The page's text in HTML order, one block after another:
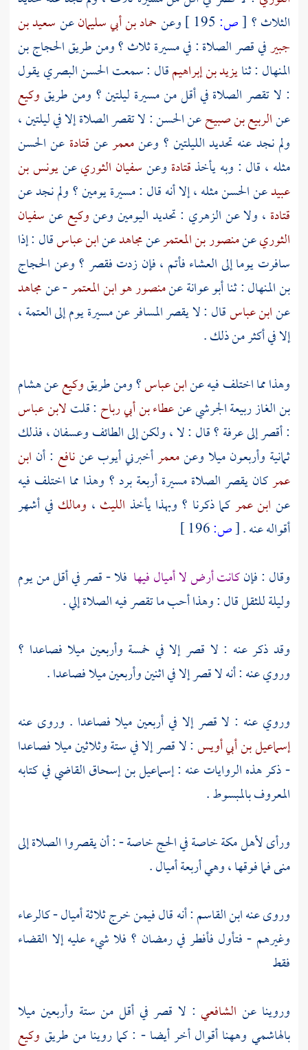
الثلاث ؟ [ص: وعنحماد بن أبي سليمانعنسعيد بن
جبيرفي قصر الصلاة : في مسيرة ثلاث ؟ ومن طريقالحجاج بن
المنهال : ثنايزيد بن إبراهيمقال : سمعتالحسن البصرييقول
: لا تقصر الصلاة في أقل من مسيرة ليلتين ؟ ومن طريقوكيع
عنالربيع بن صبيحعنالحسن: لا تقصر الصلاة إلا في ليلتين ،
ولم نجد عنه تحديد الليلتين ؟ وعنمعمرعنقتادة عنالحسن
مثله ، قال : وبه يأخذقتادة وعنسفيان الثوريعنيونس بن
عبيدعنالحسنمثله ، إلا أنه قال : مسيرة يومين ؟ ولم نجد عن
قتادة ، ولا عنالزهري : تحديد اليومين وعنوكيععنسفيان
الثوريعنمنصور بن المعتمرعنمجاهدعنابن عباسقال : إذا
سافرت يوما إلى العشاء فأتم ، فإن زدت فقصر ؟ وعنالحجاج
بن المنهال: ثناأبو عوانةعنمنصور هو ابن المعتمر- عنمجاهد
عنابن عباسقال : لا يقصر المسافر عن مسيرة يوم إلى العتمة ،
إلا في أكثر من ذلك .
وهذا مما اختلف فيه عنابن عباس؟ ومن طريقوكيععنهشام
بن الغاز ربيعة الجرشيعنعطاء بن أبي رباح : قلتلابن عباس
: أقصر إلىعرفة؟ قال : لا ، ولكن إلىالطائفوعسفان، فذلك
ثمانية وأربعون ميلا وعنمعمرأخبرنيأيوبعننافع : أن ابن
عمركان يقصر الصلاة مسيرة أربعة برد ؟ وهذا مما اختلف فيه
عن ابن عمركما ذكرنا ؟ وبهذا يأخذ الليث ، ومالك في أشهر
أقواله عنه .[ص:
وقال : فإنكانت أرض لا أميال فيها فلا - قصر في أقل من يوم
وليلة للثقل قال : وهذا أحب ما تقصر فيه الصلاة إلي .
وقد ذكر عنه : لا قصر إلا في خمسة وأربعين ميلا فصاعدا ؟
وروي عنه : أنه لا قصر إلا في اثنين وأربعين ميلا فصاعدا .
وروي عنه : لا قصر إلا في أربعين ميلا فصاعدا . وروى عنه
إسماعيل بن أبي أويس: لا قصر إلا في ستة وثلاثين ميلا فصاعدا
- ذكر هذه الروايات عنه :إسماعيل بن إسحاق القاضيفي كتابه
المعروف بالمبسوط .
ورأى لأهلمكةخاصة في الحج خاصة - : أن يقصروا الصلاة إلى
منىفما فوقها ، وهي أربعة أميال .
وروى عنهابن القاسم: أنه قال فيمن خرج ثلاثة أميال - كالرعاء
وغيرهم - فتأول فأفطر في رمضان ؟ فلا شيء عليه إلا القضاء
فقط
وروينا عن الشافعي : لا قصر في أقل من ستة وأربعين ميلا
بالهاشمي وههنا أقوال أخر أيضا - : كما روينا من طريق وكيع